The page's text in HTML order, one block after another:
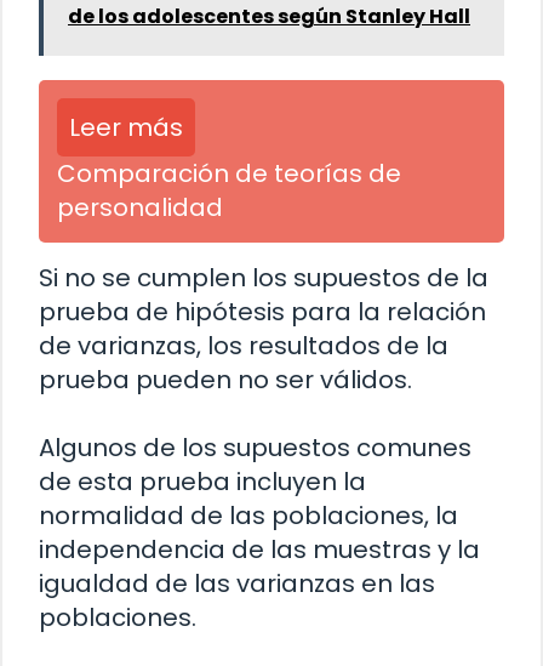
de los adolescentes según Stanley Hall
Leer más
Comparación de teorías de
personalidad
Si no se cumplen los supuestos de la
prueba de hipótesis para la relación
de varianzas, los resultados de la
prueba pueden no ser válidos.
Algunos de los supuestos comunes
de esta prueba incluyen la
normalidad de las poblaciones, la
independencia de las muestras y la
igualdad de las varianzas en las
poblaciones.